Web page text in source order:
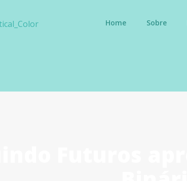
Home Sobre